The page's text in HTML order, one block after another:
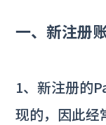
一、新注册
1、新注册的
现的，因此经